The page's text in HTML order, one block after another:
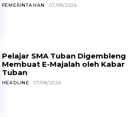
PEMERINTAHAN 07/08/2026
Pelajar SMA Tuban Digembleng
Membuat E-Majalah oleh Kabar
Tuban
HEADLINE 07/08/2026